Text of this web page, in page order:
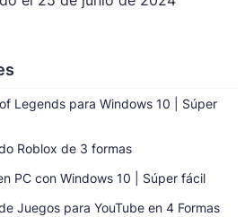
Legends para Windows 10 | Súper
Roblox de 3 formas
PC con Windows 10 | Súper fácil
Juegos para YouTube en 4 Formas